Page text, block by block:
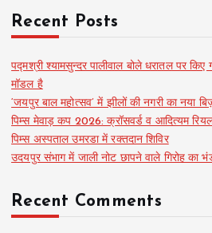
Recent Posts
पद्मश्री श्यामसुन्दर पालीवाल बोले धरातल पर किए
मॉडल है
‘जयपुर बाल महोत्सव’ में झीलों की नगरी का नया
पिम्स मेवाड़ कप 2026: क्रॉसवर्ड व आदित्यम
पिम्स अस्पताल उमरडा में रक्तदान शिविर
उदयपुर संभाग में जाली नोट छापने वाले गिरोह का
Recent Comments